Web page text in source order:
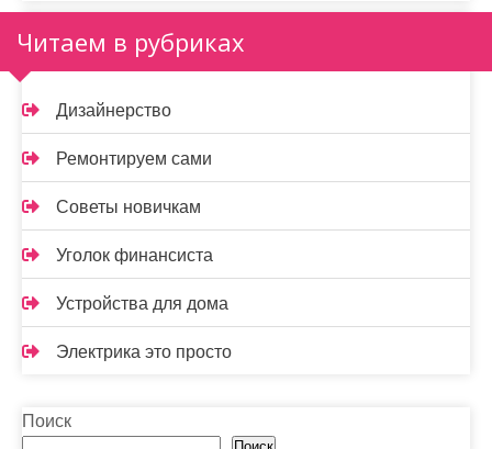
Читаем в рубриках
Дизайнерство
Ремонтируем сами
Советы новичкам
Уголок финансиста
Устройства для дома
Электрика это просто
Поиск